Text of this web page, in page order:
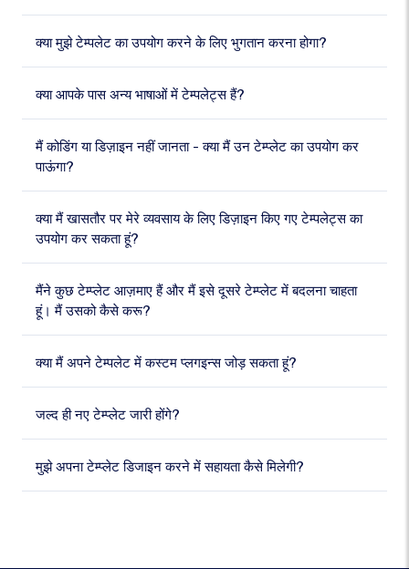
क्या मुझे टेम्पलेट का उपयोग करने के लिए भुगतान करना होगा?
क्या आपके पास अन्य भाषाओं में टेम्पलेट्स हैं?
मैं कोडिंग या डिज़ाइन नहीं जानता - क्या मैं उन टेम्प्लेट का उपयोग कर
पाऊंगा?
क्या मैं खासतौर पर मेरे व्यवसाय के लिए डिज़ाइन किए गए टेम्पलेट्स का
उपयोग कर सकता हूं?
मैंने कुछ टेम्प्लेट आज़माए हैं और मैं इसे दूसरे टेम्प्लेट में बदलना चाहता
हूं। मैं उसको कैसे करू?
क्या मैं अपने टेम्पलेट में कस्टम प्लगइन्स जोड़ सकता हूं?
जल्द ही नए टेम्प्लेट जारी होंगे?
मुझे अपना टेम्प्लेट डिजाइन करने में सहायता कैसे मिलेगी?